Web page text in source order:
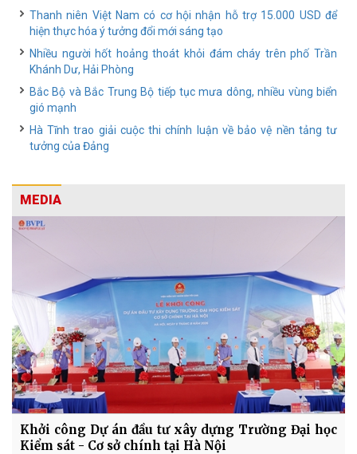
Thanh niên Việt Nam có cơ hội nhận hỗ trợ 15.000 USD để
hiện thực hóa ý tưởng đổi mới sáng tạo
Nhiều người hốt hoảng thoát khỏi đám cháy trên phố Trần
Khánh Dư, Hải Phòng
Bắc Bộ và Bắc Trung Bộ tiếp tục mưa dông, nhiều vùng biển
gió mạnh
Hà Tĩnh trao giải cuộc thi chính luận về bảo vệ nền tảng tư
tưởng của Đảng
MEDIA
Khởi công Dự án đầu tư xây dựng Trường Đại học
Kiểm sát - Cơ sở chính tại Hà Nội